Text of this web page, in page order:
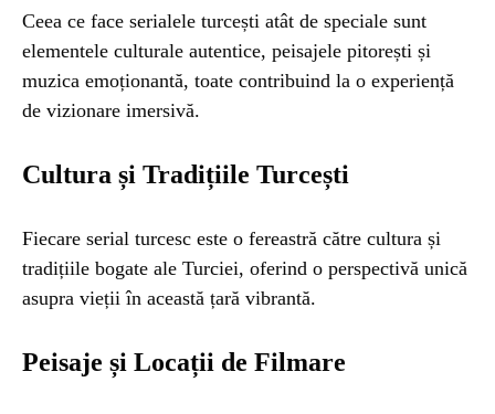
Ceea ce face serialele turcești atât de speciale sunt
elementele culturale autentice, peisajele pitorești și
muzica emoționantă, toate contribuind la o experiență
de vizionare imersivă.
Cultura și Tradițiile Turcești
Fiecare serial turcesc este o fereastră către cultura și
tradițiile bogate ale Turciei, oferind o perspectivă unică
asupra vieții în această țară vibrantă.
Peisaje și Locații de Filmare